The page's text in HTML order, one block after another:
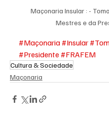
Maçonaria Insular : -
Mestres e da
#Maçonaria #Insular
#Presidente #FRAFEM
Cultura & Sociedade
Maçonaria